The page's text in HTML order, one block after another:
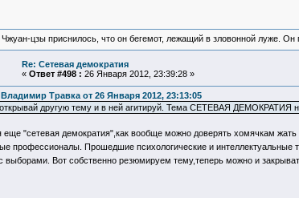
цзы приснилось, что он бегемот, лежащий в зловонной луже.
Re: Сетевая демократия
« Ответ #498 : 26 Января 2012, 23:39:28 »
Владимир Травка от 26 Января 2012, 23:13:05
другую тему и в ней агитируй. Тема СЕТЕВАЯ ДЕМОКРАТИЯ
еще "сетевая демократия",как вообще можно доверять хомячкам
профессионалы. Прошедшие психологические и
выборами. Вот собственно резюмируем тему,теперь можно и